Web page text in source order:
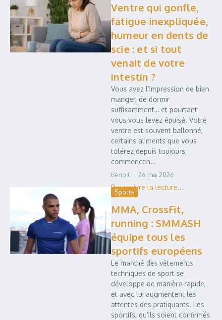
Ventre qui gonfle,
fatigue inexpliquée,
humeur en dents de
scie : et si tout
venait de votre
intestin ?
Vous avez l’impression de bien
manger, de dormir
suffisamment… et pourtant
vous vous levez épuisé. Votre
ventre est souvent ballonné,
certains aliments que vous
tolérez depuis toujours
commencen...
Benoit 26 mai 2026
Sports
MMA, CrossFit,
running : SMMASH
équipe tous les
sportifs européens
Le marché des vêtements
techniques de sport se
développe de manière rapide,
et avec lui augmentent les
attentes des pratiquants. Les
sportifs, qu’ils soient confirmés